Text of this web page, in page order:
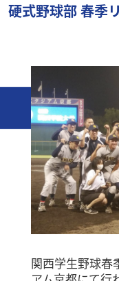
硬式野球部 春季
関西学生野球春